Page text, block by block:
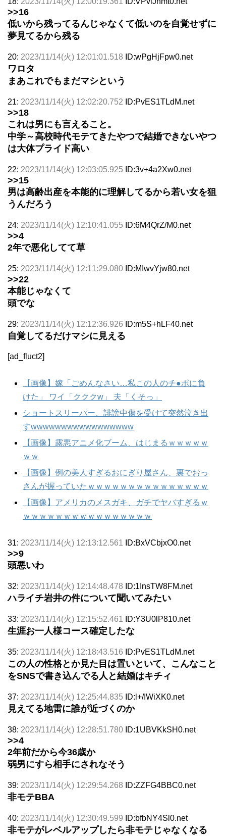
>>16
低いから残ってるんじゃなくて低いのを自覚せずに
夢見てるから残る
20: 2023/11/14(火) 12:01:01.518 ID:wPgHjFpw0.net
ワロタ
まあこれでもまだマシという
21: 2023/11/14(火) 12:02:20.752 ID:PvES1TLdM.net
>>18
これは男にも言えること。
中学～高校時代モテてきたやつで結婚できないやつ
は大体プライド高い
22: 2023/11/14(火) 12:03:05.925 ID:3v+4a2Xw0.net
>>15
男は高齢出産を本能的に理解してるから若い女を狙
うんだろう
24: 2023/11/14(火) 12:10:41.055 ID:6M4QrZ/M0.net
>>4
2年で悪化してて草
25: 2023/11/14(火) 12:11:29.080 ID:MIwvYjw80.net
>>22
本能じゃなくて
頭でな
29: 2023/11/14(火) 12:12:36.926 ID:m5S+hLF40.net
自覚してるだけマシに見える
[ad_fluct2]
【画像】嫁「ごめんなさい…私この人のチ●ポに負
けた」 ワイ「クククw」 夫「くそっ」
ショートスリーパー、誹謗中傷を受けて突然泣き出
すwwwwwwwwwwwwwwwww
【画像】露悪アニメ化ブーム、はじまるｗｗｗｗｗ
ｗｗ
【画像】例の美人すぎるおにぎり屋さん、裏でおっ
さんが握っていたｗｗｗｗｗｗｗｗｗｗｗｗｗｗｗ
【画像】アメリカのメスガキ、ガチでヤバすぎるｗ
ｗｗｗｗｗｗｗｗｗｗｗｗｗｗｗｗ
31: 2023/11/14(火) 12:13:12.561 ID:BxVCbjxO0.net
>>9
頭悪いわ
32: 2023/11/14(火) 12:14:48.478 ID:1InsTW8FM.net
ハライチ岩井の件について聞いてみたい
33: 2023/11/14(火) 12:15:52.461 ID:Y3U0lP810.net
生涯お一人様コース確定したな
35: 2023/11/14(火) 12:18:43.516 ID:PvES1TLdM.net
この人の性格とか見た目は置いといて、こんなこと
をSNSで書き込んでる人と結婚はキチィ
37: 2023/11/14(火) 12:25:44.835 ID:l+/IWiXK0.net
見えてる地雷に誰が近づくのか
38: 2023/11/14(火) 12:28:51.780 ID:1UBVKkSH0.net
>>4
2年前だから今36歳か
弱男にすら相手にされなそう
39: 2023/11/14(火) 12:29:54.268 ID:ZZFG4BBC0.net
非モテBBA
40: 2023/11/14(火) 12:30:49.599 ID:bfbNY4Sl0.net
非モテがレベルアップしたら非モテじゃなくなる